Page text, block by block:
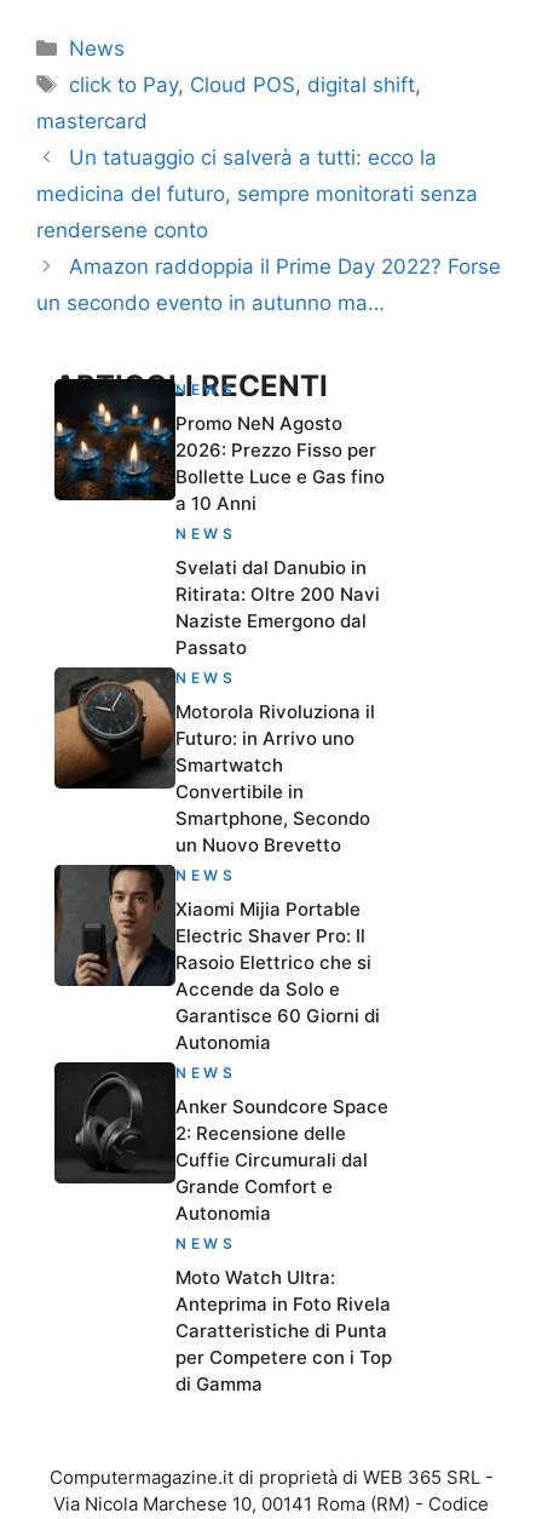
Categorie
News
Tag
click to Pay, Cloud POS, digital shift,
mastercard
Un tatuaggio ci salverà a tutti: ecco la
medicina del futuro, sempre monitorati senza
rendersene conto
Amazon raddoppia il Prime Day 2022? Forse
un secondo evento in autunno ma…
ARTICOLI RECENTI
NEWS
Promo NeN Agosto
2026: Prezzo Fisso per
Bollette Luce e Gas fino
a 10 Anni
NEWS
Svelati dal Danubio in
Ritirata: Oltre 200 Navi
Naziste Emergono dal
Passato
NEWS
Motorola Rivoluziona il
Futuro: in Arrivo uno
Smartwatch
Convertibile in
Smartphone, Secondo
un Nuovo Brevetto
NEWS
Xiaomi Mijia Portable
Electric Shaver Pro: Il
Rasoio Elettrico che si
Accende da Solo e
Garantisce 60 Giorni di
Autonomia
NEWS
Anker Soundcore Space
2: Recensione delle
Cuffie Circumurali dal
Grande Comfort e
Autonomia
NEWS
Moto Watch Ultra:
Anteprima in Foto Rivela
Caratteristiche di Punta
per Competere con i Top
di Gamma
Computermagazine.it di proprietà di WEB 365 SRL -
Via Nicola Marchese 10, 00141 Roma (RM) - Codice